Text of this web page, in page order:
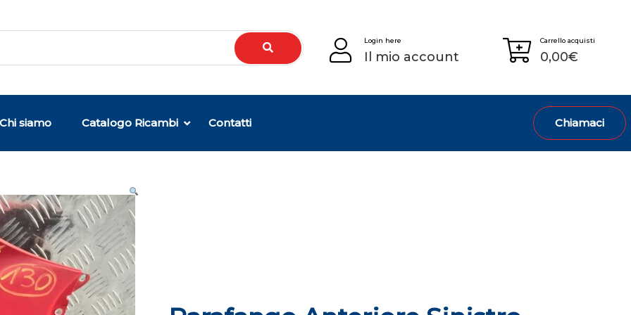
Login here
Il mio account
Carrello acquisti
0,00€
Chi siamo Catalogo Ricambi Contatti Chiamaci